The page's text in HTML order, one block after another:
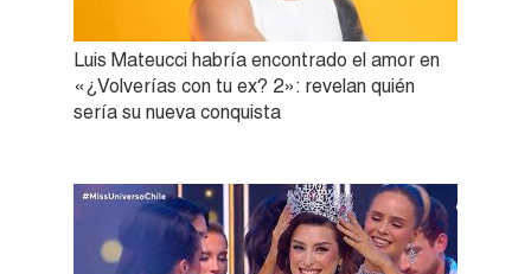
Luis Mateucci habría encontrado el amor en
«¿Volverías con tu ex? 2»: revelan quién
sería su nueva conquista